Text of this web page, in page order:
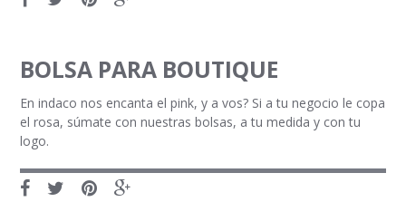
BOLSA PARA BOUTIQUE
En indaco nos encanta el pink, y a vos? Si a tu negocio le copa
el rosa, súmate con nuestras bolsas, a tu medida y con tu
logo.